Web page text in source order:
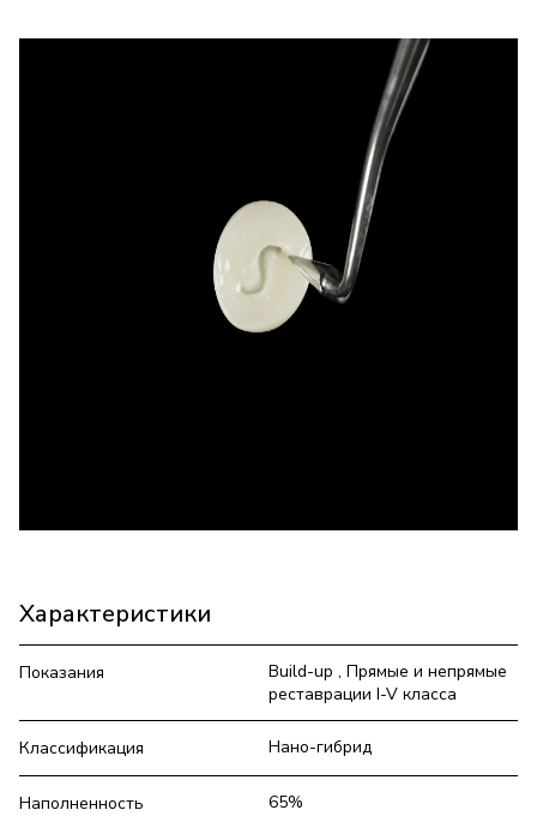
Характеристики
Показания
Build-up , Прямые и непрямые
реставрации I-V класса
Классификация Нано-гибрид
Наполненность 65%